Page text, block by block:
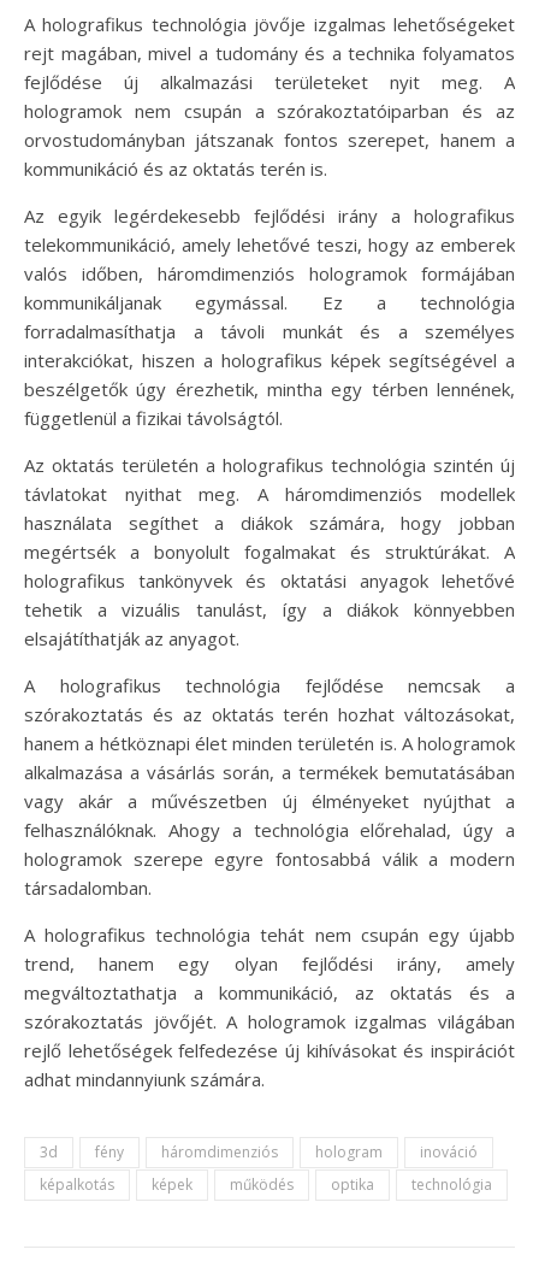
A holografikus technológia jövője izgalmas lehetőségeket
rejt magában, mivel a tudomány és a technika folyamatos
fejlődése új alkalmazási területeket nyit meg. A
hologramok nem csupán a szórakoztatóiparban és az
orvostudományban játszanak fontos szerepet, hanem a
kommunikáció és az oktatás terén is.
Az egyik legérdekesebb fejlődési irány a holografikus
telekommunikáció, amely lehetővé teszi, hogy az emberek
valós időben, háromdimenziós hologramok formájában
kommunikáljanak egymással. Ez a technológia
forradalmasíthatja a távoli munkát és a személyes
interakciókat, hiszen a holografikus képek segítségével a
beszélgetők úgy érezhetik, mintha egy térben lennének,
függetlenül a fizikai távolságtól.
Az oktatás területén a holografikus technológia szintén új
távlatokat nyithat meg. A háromdimenziós modellek
használata segíthet a diákok számára, hogy jobban
megértsék a bonyolult fogalmakat és struktúrákat. A
holografikus tankönyvek és oktatási anyagok lehetővé
tehetik a vizuális tanulást, így a diákok könnyebben
elsajátíthatják az anyagot.
A holografikus technológia fejlődése nemcsak a
szórakoztatás és az oktatás terén hozhat változásokat,
hanem a hétköznapi élet minden területén is. A hologramok
alkalmazása a vásárlás során, a termékek bemutatásában
vagy akár a művészetben új élményeket nyújthat a
felhasználóknak. Ahogy a technológia előrehalad, úgy a
hologramok szerepe egyre fontosabbá válik a modern
társadalomban.
A holografikus technológia tehát nem csupán egy újabb
trend, hanem egy olyan fejlődési irány, amely
megváltoztathatja a kommunikáció, az oktatás és a
szórakoztatás jövőjét. A hologramok izgalmas világában
rejlő lehetőségek felfedezése új kihívásokat és inspirációt
adhat mindannyiunk számára.
3d fény háromdimenziós hologram
inováció
képalkotás
képek működés optika technológia